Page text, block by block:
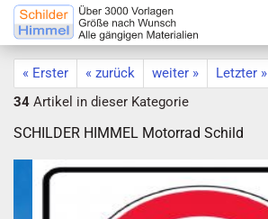
« Erster « zurück weiter »
Letzter »
34 Artikel in dieser Kategorie
SCHILDER HIMMEL Motorrad Schild